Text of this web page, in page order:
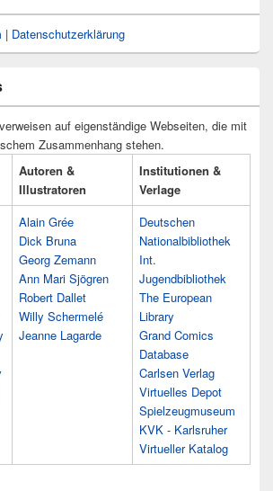
| Datenschutzerklärung
auf eigenständige Webseiten, die mit
Zusammenhang stehen.
Autoren &
Illustratoren
Institutionen &
Verlage
Alain Grée
Dick Bruna
Georg Zemann
Ann Mari Sjögren
Robert Dallet
Willy Schermelé
Jeanne Lagarde
Deutschen
Nationalbibliothek
Int.
Jugendbibliothek
The European
Library
Grand Comics
Database
Carlsen Verlag
Virtuelles Depot
Spielzeugmuseum
KVK - Karlsruher
Virtueller Katalog